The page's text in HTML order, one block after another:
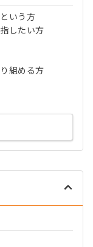
いう方
したい方
組める方